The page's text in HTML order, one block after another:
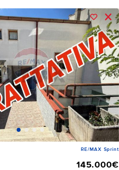
RE/MAX Sprint
145.000€